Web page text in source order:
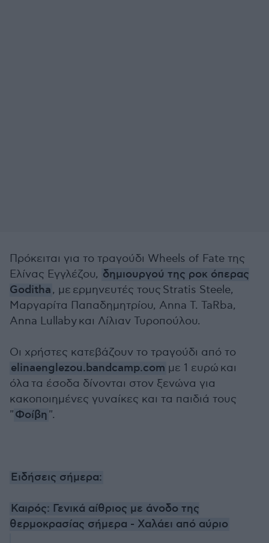
Πρόκειται για το τραγούδι Wheels of Fate της
Ελίνας Εγγλέζου, δημιουργού της ροκ όπερας
Goditha, με ερμηνευτές τους Stratis Steele,
Μαργαρίτα Παπαδημητρίου, Anna T. TaRba,
Anna Lullaby και Λίλιαν Τυροπούλου.
Οι χρήστες κατεβάζουν το τραγούδι από το
elinaenglezou.bandcamp.com με 1 ευρώ και
όλα τα έσοδα δίνονται στον ξενώνα για
κακοποιημένες γυναίκες και τα παιδιά τους
"Φοίβη".
Ειδήσεις σήμερα:
Καιρός: Γενικά αίθριος με άνοδο της
θερμοκρασίας σήμερα - Χαλάει από αύριο